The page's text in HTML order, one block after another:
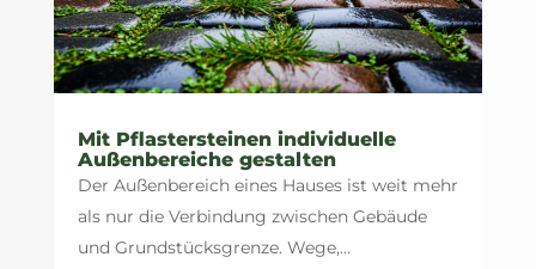
Mit Pflastersteinen individuelle
Außenbereiche gestalten
Der Außenbereich eines Hauses ist weit mehr
als nur die Verbindung zwischen Gebäude
und Grundstücksgrenze. Wege,...